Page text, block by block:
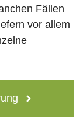
Fällen
vor allem